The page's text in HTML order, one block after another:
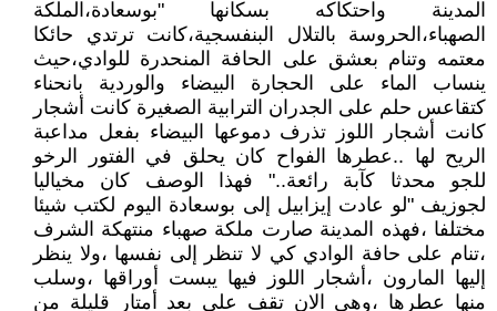
المدينة واحتكاكه بسكانها "بوسعادة،الملكة
الصهباء،الحروسة بالتلال البنفسجية،كانت ترتدي حائكا
معتمه وتنام بعشق على الحافة المنحدرة للوادي،حيث
ينساب الماء على الحجارة البيضاء والوردية بانحناء
كتقاعس حلم على الجدران الترابية الصغيرة كانت أشجار
كانت أشجار اللوز تذرف دموعها البيضاء بفعل مداعبة
الريح لها ..عطرها الفواح كان يحلق في الفتور الرخو
للجو محدثا كآبة رائعة.." فهذا الوصف كان مخياليا
لجوزيف "لو عادت إيزابيل إلى بوسعادة اليوم لكتب شيئا
مختلفا ،فهذه المدينة صارت ملكة صهباء منتهكة الشرف
،تنام على حافة الوادي كي لا تنظر إلى نفسها ،ولا ينظر
إليها المارون ،أشجار اللوز فيها يبست أوراقها ،وسلب
منها عطرها ،وهي الان تقف على بعد أمتار قليلة من